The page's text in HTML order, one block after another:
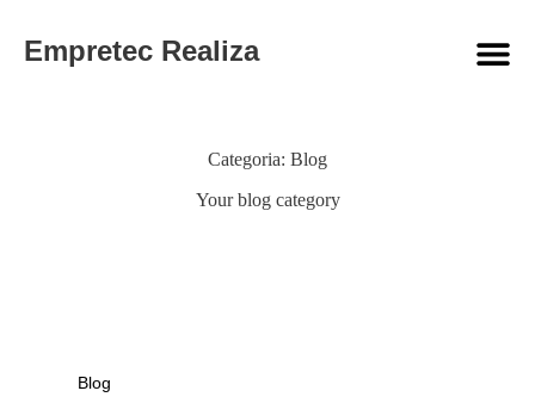
Empretec Realiza
Categoria: Blog
Your blog category
Blog